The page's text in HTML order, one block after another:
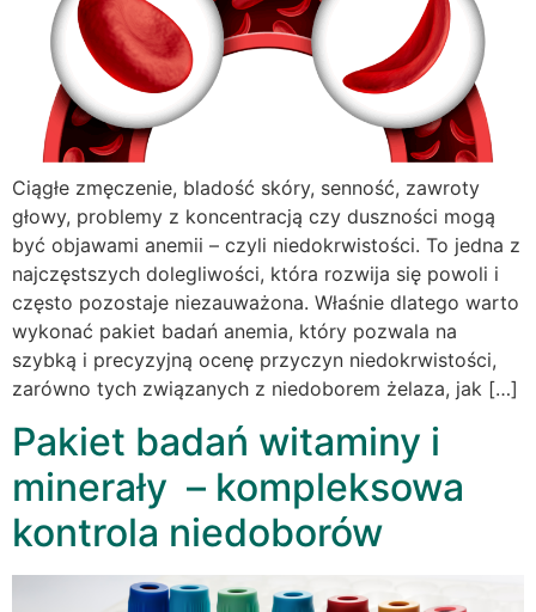
Ciągłe zmęczenie, bladość skóry, senność, zawroty
głowy, problemy z koncentracją czy duszności mogą
być objawami anemii – czyli niedokrwistości. To jedna z
najczęstszych dolegliwości, która rozwija się powoli i
często pozostaje niezauważona. Właśnie dlatego warto
wykonać pakiet badań anemia, który pozwala na
szybką i precyzyjną ocenę przyczyn niedokrwistości,
zarówno tych związanych z niedoborem żelaza, jak […]
Pakiet badań witaminy i
minerały – kompleksowa
kontrola niedoborów